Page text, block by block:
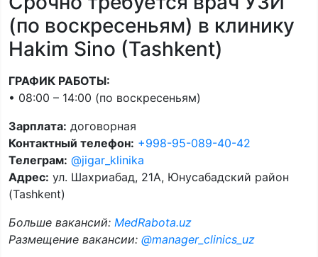
(по воскресеньям) в клинику
Hakim Sino (Tashkent)
ГРАФИК РАБОТЫ:
• 08:00 – 14:00 (по воскресеньям)
Зарплата: договорная
Контактный телефон: +998-95-089-40-42
Телеграм: @jigar_klinika
Адрес: ул. Шахриабад, 21А, Юнусабадский район
(Tashkent)
Больше вакансий: MedRabota.uz
Размещение вакансии: @manager_clinics_uz